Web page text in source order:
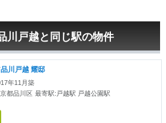
川戸越と同じ駅の物件
川戸越 耀邸
年11月築
都品川区 最寄駅:戸越駅 戸越公園駅